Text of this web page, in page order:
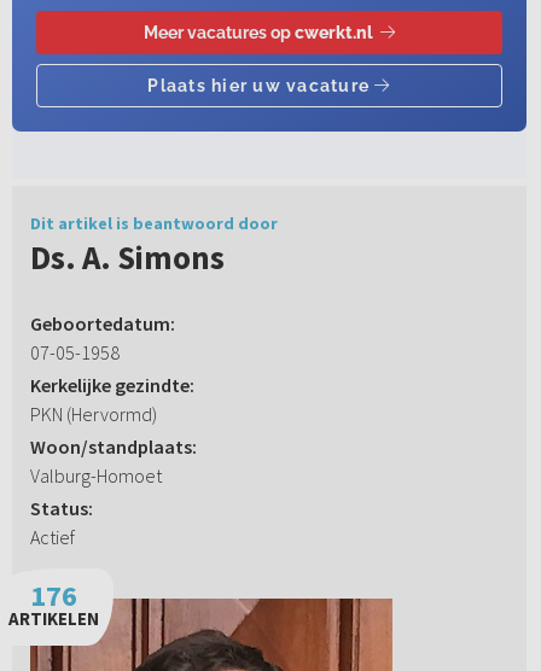
Dit artikel is beantwoord door
Ds. A. Simons
Geboortedatum:
07-05-1958
Kerkelijke gezindte:
PKN (Hervormd)
Woon/standplaats:
Valburg-Homoet
Status:
Actief
176
ARTIKELEN